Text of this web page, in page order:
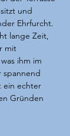
und
Ehrfurcht.
lange Zeit,
mit
ihm im
spannend
ein echter
Gründen